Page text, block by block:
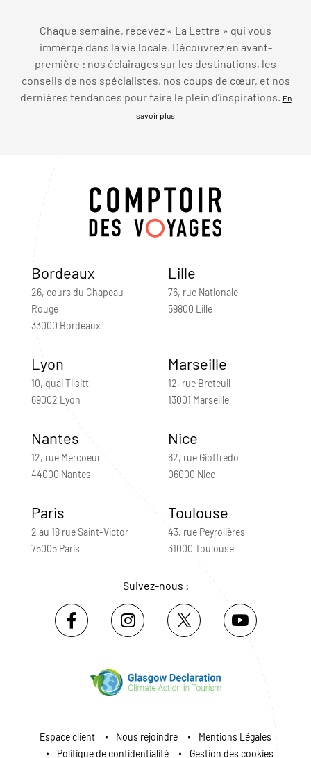
Chaque semaine, recevez « La Lettre » qui vous
immerge dans la vie locale. Découvrez en avant-
première : nos éclairages sur les destinations, les
conseils de nos spécialistes, nos coups de cœur, et nos
dernières tendances pour faire le plein d’inspirations.
En
savoir plus
Bordeaux
26, cours du Chapeau-
Rouge
33000 Bordeaux
Lille
76, rue Nationale
59800 Lille
Lyon
10, quai Tilsitt
69002 Lyon
Marseille
12, rue Breteuil
13001 Marseille
Nantes
12, rue Mercoeur
44000 Nantes
Nice
62, rue Gioffredo
06000 Nice
Paris
2 au 18 rue Saint-Victor
75005 Paris
Toulouse
43, rue Peyrolières
31000 Toulouse
Suivez-nous :
Espace client Nous rejoindre
Mentions Légales
Politique de confidentialité
Gestion des cookies